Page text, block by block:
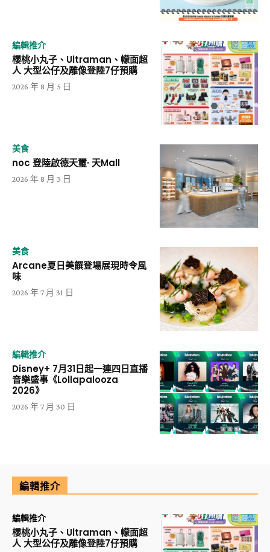
編輯推介
櫻桃小丸子、Ultraman、幪面超
人 大型公仔及雕像登陸7仔預購
2026 年 8 月 5 日
美食
noc 登陸啟德天璽· 天Mall
2026 年 8 月 3 日
美食
Arcane夏日美饌登場展現時令風
味
2026 年 7 月 31 日
編輯推介
Disney+ 7月31日起一連四日直播
音樂盛事《Lollapalooza
2026》
2026 年 7 月 30 日
編輯推介
編輯推介
櫻桃小丸子、Ultraman、幪面超
人 大型公仔及雕像登陸7仔預購